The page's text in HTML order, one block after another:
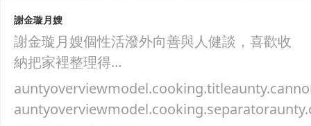
謝金璇月嫂
謝金璇月嫂個性活潑外向善與人健談，喜歡收
納把家裡整理得...